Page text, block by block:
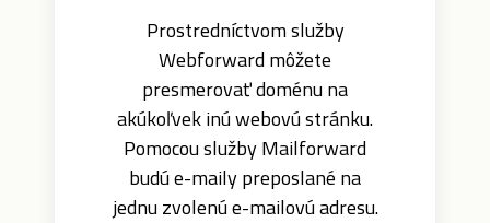
Prostredníctvom služby
Webforward môžete
presmerovať doménu na
akúkoľvek inú webovú stránku.
Pomocou služby Mailforward
budú e-maily preposlané na
jednu zvolenú e-mailovú adresu.